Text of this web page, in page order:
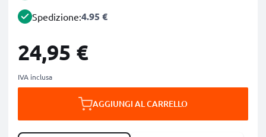
Spedizione:4.95 €
24,95 €
IVA inclusa
AGGIUNGI AL CARRELLO